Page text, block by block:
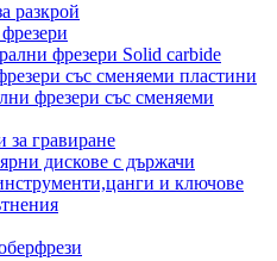
разкрой
фрезери Solid carbide
със сменяеми пластини
фрезери със сменяеми
за гравиране
дискове с държачи
и ключове